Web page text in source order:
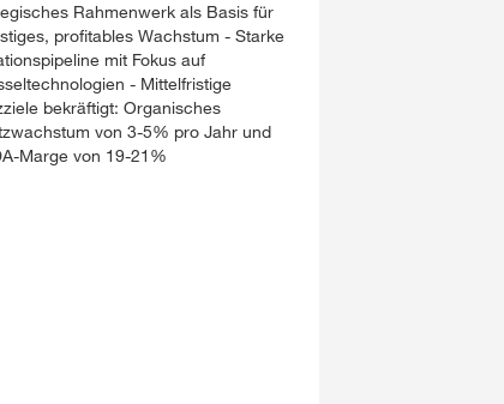
Rahmenwerk als Basis für
profitables Wachstum - Starke
mit Fokus auf
- Mittelfristige
bekräftigt: Organisches
von 3-5% pro Jahr und
Marge von 19-21%